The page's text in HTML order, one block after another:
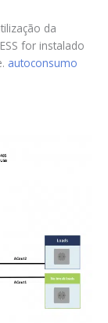
da
for instalado
autoconsumo